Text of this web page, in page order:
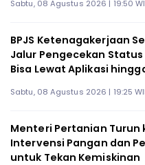
Sabtu, 08 Agustus 2026 | 19:50
BPJS Ketenagakerjaan
Jalur Pengecekan
Bisa Lewat Aplikasi
Sabtu, 08 Agustus 2026 | 19:25
Menteri Pertanian Turun
Intervensi Pangan dan
untuk Tekan Kemiskinan